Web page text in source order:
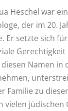
Heschel war
der im 20.
Er setzte sich
Gerechtigkeit
Namen in
Familie zu
vielen jüdischen